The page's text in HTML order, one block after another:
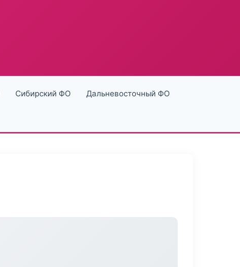
Сибирский ФО Дальневосточный ФО